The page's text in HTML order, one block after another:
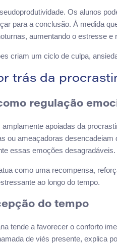
Os alunos
para a conclusão. À medida
aumentando o estresse e
criam um ciclo de culpa,
trás da
regulação
apoiadas da
ou ameaçadoras
essas emoções desagradáveis.
como uma recompensa,
ao longo do tempo.
do tempo
tende a favorecer o conforto
de viés presente, explica